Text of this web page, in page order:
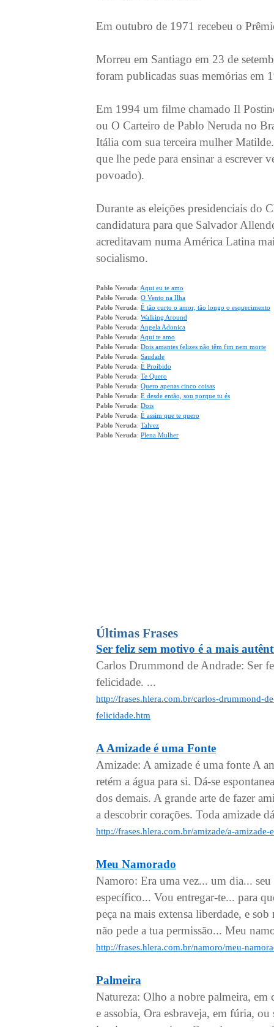
Em outubro de 1971 recebeu o
Morreu em Santiago em 23 de
foram publicadas suas memórias
Em 1994 um filme chamado Il
ou O Carteiro de Pablo Neruda no
Itália com sua terceira mulher
que lhe pede para ensinar a escrever
povoado).
Durante as eleições presidenciais do
candidatura para que Salvador
acreditavam numa América Latina
socialismo.
Pablo Neruda: Aqui eu te amo
Pablo Neruda: O Vento na Ilha
Pablo Neruda: É tão curto o amor, tão longo o esquecimento
Pablo Neruda: Walking Around
Pablo Neruda: Angela Adonica
Pablo Neruda: Aqui te amo
Pablo Neruda: Dois amantes felizes não têm fim nem morte
Pablo Neruda: Saudade
Pablo Neruda: É Proibido
Pablo Neruda: Te Quero
Pablo Neruda: Quero apenas cinco coisas
Pablo Neruda: E desde então, sou porque tu és
Pablo Neruda: Dois
Pablo Neruda: É assim que te quero
Pablo Neruda: Talvez
Pablo Neruda: Plena Mulher
Últimas Frases
Ser feliz sem motivo é a mais
Carlos Drummond de Andrade: Ser
felicidade. ...
http://frases.hlera.com.br/carlos-drummond-
felicidade.htm
A Amizade é uma Fonte
Amizade: A amizade é uma fonte A
retém a água para si. Dá-se
dos demais. A grande arte de fazer
a descobrir corações. Toda amizade
http://frases.hlera.com.br/amizade/a-amizade-
Meu Namorado
Namoro: Era uma vez... um dia...
específico... Vou entregar-te... para
peça na mais extensa liberdade, e
não pede a tua permissão... Meu
http://frases.hlera.com.br/namoro/meu-
Palmeira
Natureza: Olho a nobre palmeira, em
e assobia, Ora esbraveja, em fúria,